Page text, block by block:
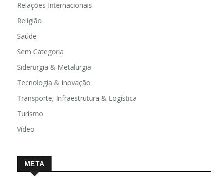
Relações Internacionais
Religião
Saúde
Sem Categoria
Siderurgia & Metalurgia
Tecnologia & Inovação
Transporte, Infraestrutura & Logística
Turismo
Vídeo
META